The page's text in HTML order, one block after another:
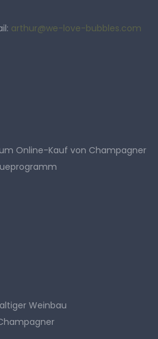
arthur@we-love-bubbles.com
Online-Kauf von Champagner
Weinbau